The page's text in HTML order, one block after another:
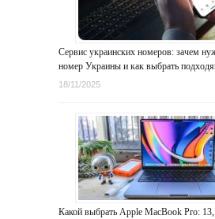
Сервис украинских номеров: зачем
номер Украины и как выбрать
18/11/2025
Какой выбрать Apple MacBook Pro: